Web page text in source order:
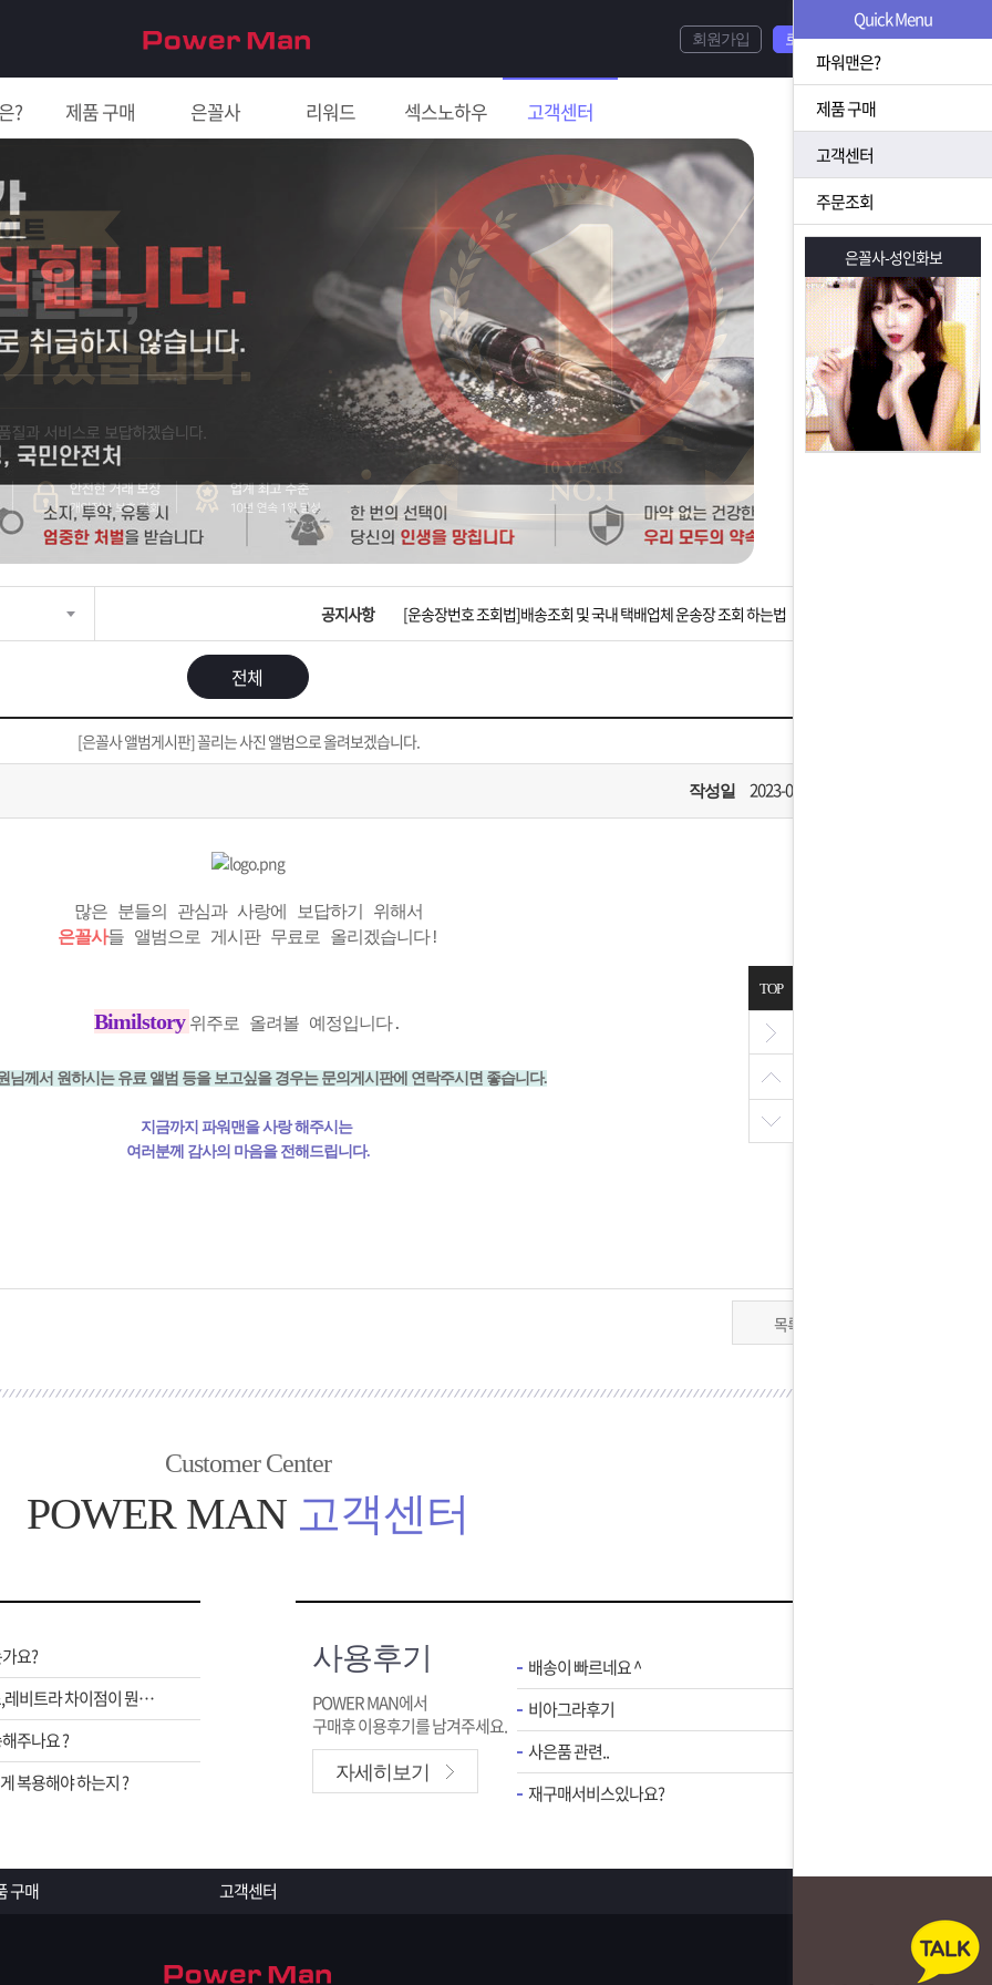
? 제품 구매 은꼴사 리워드 섹스노하우 고객센터
회원가입 로그인
공지사항
입금확인이 안되는 상황을 대비해 꼭 입금후 고객센터 연락바랍니다.
[2026구정 연휴]설 연휴 배송 및 휴무 안내
[운송장번호 조회법]배송조회 및 국내 택배업체 운송장 조회 하는법
[무인택배함 이용 안내] 집 밖에 주소로 택배 받기
전체
[은꼴사 앨범게시판] 꼴리는 사진 앨범으로 올려보겠습니다.
작성일 2023-08-15
많은 분들의 관심과 사랑에 보답하기 위해서
은꼴사들 앨범으로 게시판 무료로 올리겠습니다!
Bimilstory 위주로 올려볼 예정입니다.
님께서 원하시는 유료 앨범 등을 보고싶을 경우는 문의게시판에 연락주시면 좋습니다.
지금까지 파워맨을 사랑 해주시는
여러분께 감사의 마음을 전해드립니다.
목록
Customer Center
POWER MAN 고객센터
요?
비아그라,시알리스,레비트라 차이점이 뭔가요 ?
주나요 ?
복용해야 하는지 ?
사용후기
POWER MAN에서
구매후 이용후기를 남겨주세요.
자세히보기
배송이 빠르네요 ^
비아그라후기
사은품 관련..
재구매서비스있나요?
Quick Menu
파워맨은?
제품 구매
고객센터
주문조회
은꼴사-성인화보 은꼴사-성인화보
TOP
구매 고객센터